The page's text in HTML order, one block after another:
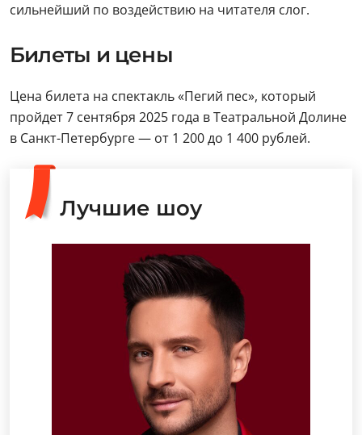
сильнейший по воздействию на читателя слог.
Билеты и цены
Цена билета на спектакль «Пегий пес», который
пройдет 7 сентября 2025 года в Театральной Долине
в Санкт-Петербурге — от 1 200 до 1 400 рублей.
Лучшие шоу